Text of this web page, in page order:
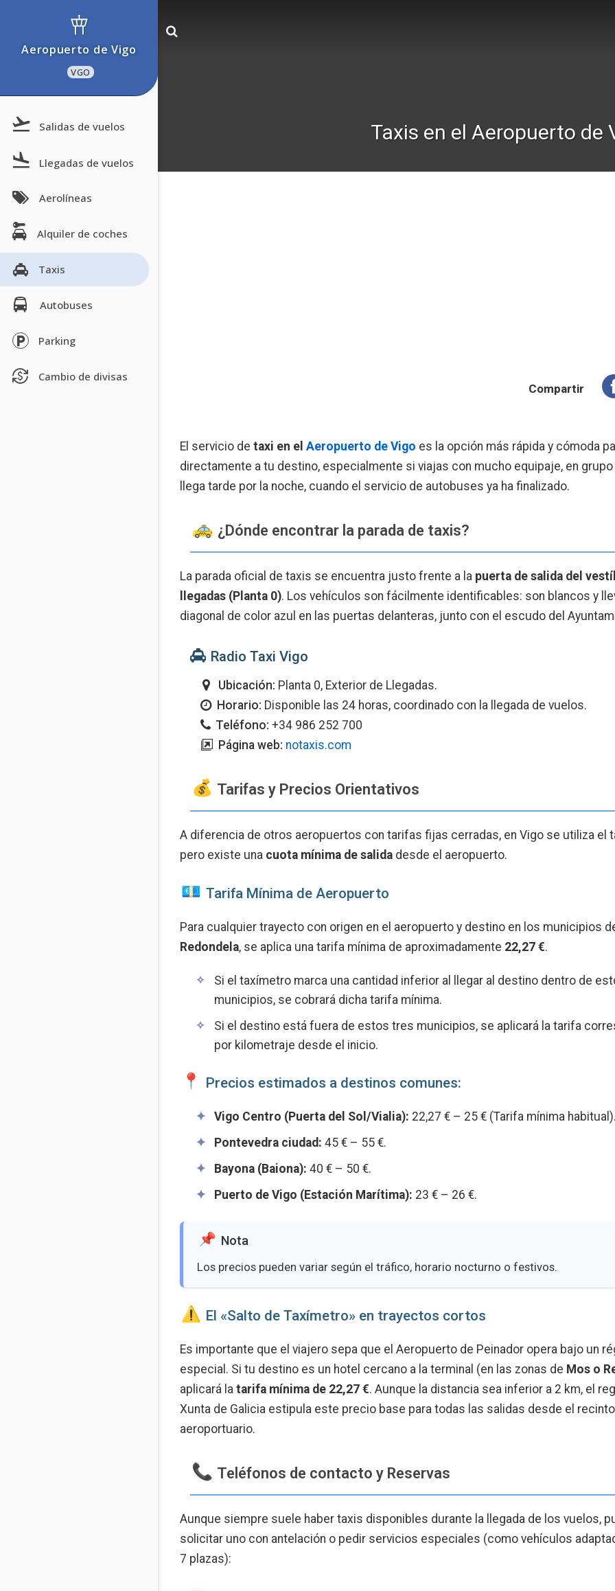
Aeropuerto de Vigo
VGO
Salidas de vuelos
Llegadas de vuelos
Aerolíneas
Alquiler de coches
Taxis
Autobuses
Parking
Cambio de divisas
Taxis en el Aeropuerto de
Compartir
El servicio de taxi en el Aeropuerto de Vigo es la opción más rápida y cómoda
directamente a tu destino, especialmente si viajas con mucho equipaje, en
llega tarde por la noche, cuando el servicio de autobuses ya ha finalizado.
¿Dónde encontrar la parada de taxis?
La parada oficial de taxis se encuentra justo frente a la puerta de salida del
llegadas (Planta 0). Los vehículos son fácilmente identificables: son blancos y
diagonal de color azul en las puertas delanteras, junto con el escudo del
Radio Taxi Vigo
Ubicación: Planta 0, Exterior de Llegadas.
Horario: Disponible las 24 horas, coordinado con la llegada de vuelos.
Teléfono: +34 986 252 700
Página web: notaxis.com
Tarifas y Precios Orientativos
A diferencia de otros aeropuertos con tarifas fijas cerradas, en Vigo se utiliza el
pero existe una cuota mínima de salida desde el aeropuerto.
Tarifa Mínima de Aeropuerto
Para cualquier trayecto con origen en el aeropuerto y destino en los municipios
Redondela, se aplica una tarifa mínima de aproximadamente 22,27 €.
Si el taxímetro marca una cantidad inferior al llegar al destino dentro de
municipios, se cobrará dicha tarifa mínima.
Si el destino está fuera de estos tres municipios, se aplicará la tarifa
por kilometraje desde el inicio.
Precios estimados a destinos comunes:
Vigo Centro (Puerta del Sol/Vialia): 22,27 € – 25 € (Tarifa mínima habitual).
Pontevedra ciudad: 45 € – 55 €.
Bayona (Baiona): 40 € – 50 €.
Puerto de Vigo (Estación Marítima): 23 € – 26 €.
Nota
Los precios pueden variar según el tráfico, horario nocturno o festivos.
️ El «Salto de Taxímetro» en trayectos cortos
Es importante que el viajero sepa que el Aeropuerto de Peinador opera bajo un
especial. Si tu destino es un hotel cercano a la terminal (en las zonas de Mos o
aplicará la tarifa mínima de 22,27 €. Aunque la distancia sea inferior a 2 km, el
Xunta de Galicia estipula este precio base para todas las salidas desde el recinto
aeroportuario.
Teléfonos de contacto y Reservas
Aunque siempre suele haber taxis disponibles durante la llegada de los vuelos,
solicitar uno con antelación o pedir servicios especiales (como vehículos
7 plazas):